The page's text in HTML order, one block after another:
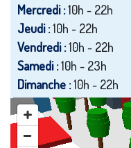
Mercredi :10h - 22h
Jeudi :10h - 22h
Vendredi :10h - 22h
Samedi :10h - 23h
Dimanche :10h - 22h